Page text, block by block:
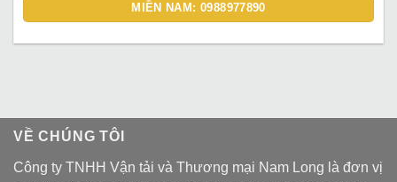
MIỀN NAM: 0988977890
VỀ CHÚNG TÔI
Công ty TNHH Vận tải và Thương mại Nam Long là đơn vị